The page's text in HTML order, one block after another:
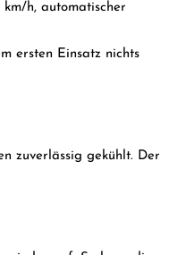
h, automatischer
ersten Einsatz nichts
zuverlässig gekühlt. Der